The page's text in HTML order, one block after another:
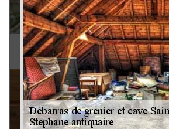
Brocanteur 79